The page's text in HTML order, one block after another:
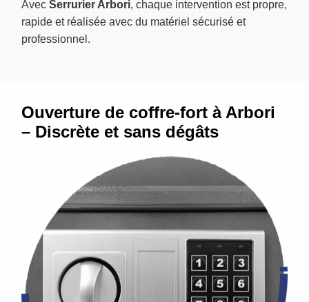
Avec Serrurier Arbori, chaque intervention est propre,
rapide et réalisée avec du matériel sécurisé et
professionnel.
Ouverture de coffre-fort à Arbori
– Discrète et sans dégâts